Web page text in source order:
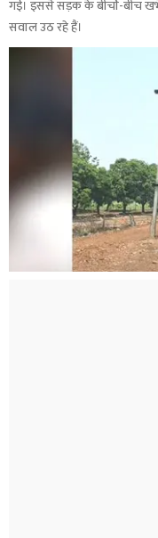
गई। इससे सड़क के बीचों-बीच
सवाल उठ रहे हैं।